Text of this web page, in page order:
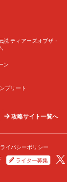
説 ティアーズオブザ・
ン
プリート
攻略サイト一覧へ
イバシーポリシー
ライター募集